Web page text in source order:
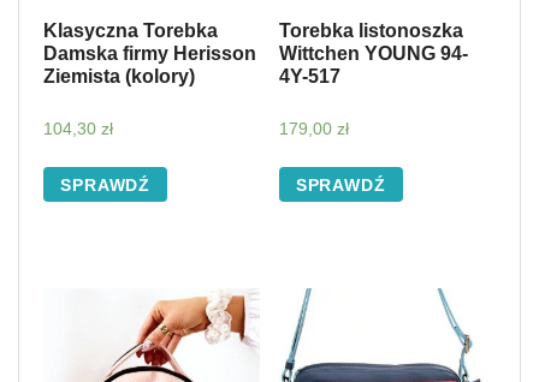
Klasyczna Torebka
Damska firmy Herisson
Ziemista (kolory)
104,30 zł
SPRAWDŹ
Torebka listonoszka
Wittchen YOUNG 94-
4Y-517
179,00 zł
SPRAWDŹ